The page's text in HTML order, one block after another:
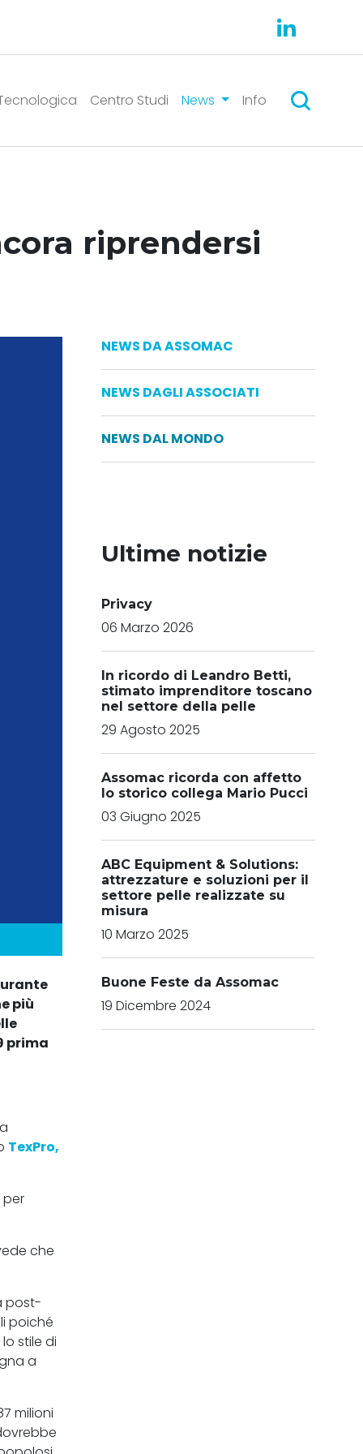
Centro Studi News Info Cercare
riprendersi
più
prima
TexPro,
che
post-
poiché
stile di
a
milioni
NEWS DA ASSOMAC
NEWS DAGLI ASSOCIATI
NEWS DAL MONDO
Ultime notizie
Privacy
06 Marzo 2026
In ricordo di Leandro Betti,
stimato imprenditore toscano
nel settore della pelle
29 Agosto 2025
Assomac ricorda con affetto
lo storico collega Mario Pucci
03 Giugno 2025
ABC Equipment & Solutions:
attrezzature e soluzioni per il
settore pelle realizzate su
misura
10 Marzo 2025
Buone Feste da Assomac
19 Dicembre 2024